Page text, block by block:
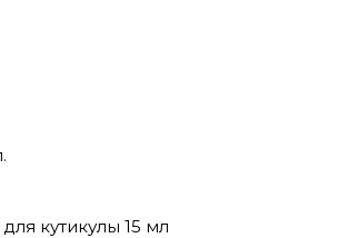
кутикулы 15 мл